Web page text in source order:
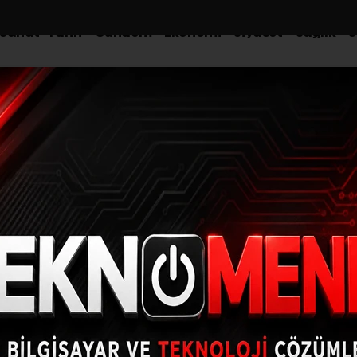
Tarih Gündem Ekonomi Siyaset Sağlık